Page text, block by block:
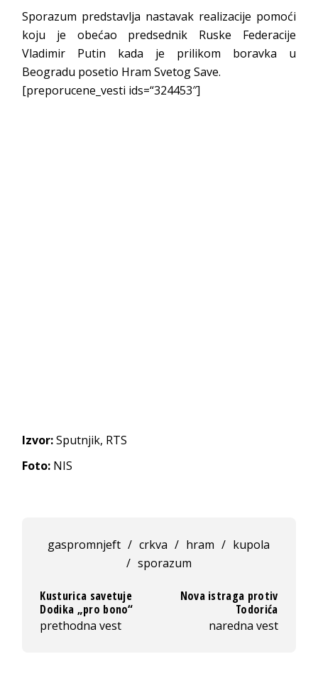
Sporazum predstavlja nastavak realizacije pomoći
koju je obećao predsednik Ruske Federacije
Vladimir Putin kada je prilikom boravka u
Beogradu posetio Hram Svetog Save.
[preporucene_vesti ids=“324453″]
Izvor:Sputnjik, RTS
Foto: NIS
gaspromnjeft / crkva / hram / kupola
/ sporazum
Kusturica savetuje
Dodika „pro bono“
prethodna vest
Nova istraga protiv
Todorića
naredna vest